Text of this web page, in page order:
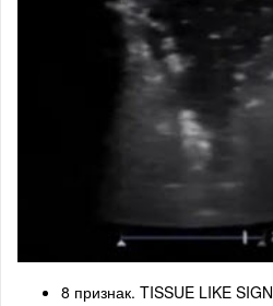
8 признак. TISSUE LIKE SIGN